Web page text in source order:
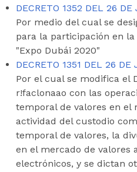
DECRETO 1352 DEL 26
Por medio del cual se
para la participación en
"Expo Dubái 2020"
DECRETO 1351 DEL 26 DE
Por el cual se modifica el
r!faclonaao con las
temporal de valores en el
actividad del custodio
temporal de valores, la
en el mercado de valores
electrónicos, y se dictan